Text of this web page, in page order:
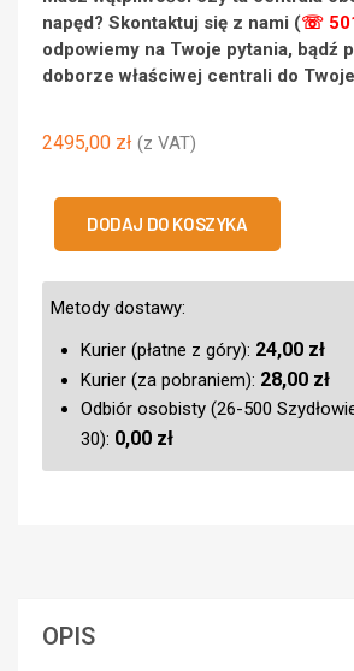
napęd? Skontaktuj się z nami (☏
odpowiemy na Twoje pytania, bądź
doborze właściwej centrali do
2495,00 zł (z VAT)
DODAJ DO KOSZYKA
Metody dostawy:
Kurier (płatne z góry): 24,00 zł
Kurier (za pobraniem): 28,00 zł
Odbiór osobisty (26-500
30): 0,00 zł
OPIS